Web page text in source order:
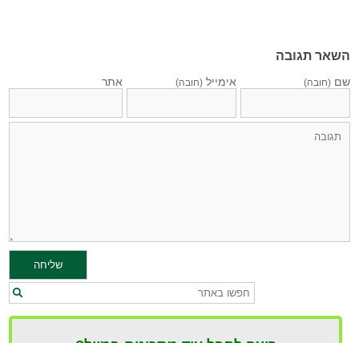
השאר תגובה
שם (חובה) אימייל (חובה) אתר